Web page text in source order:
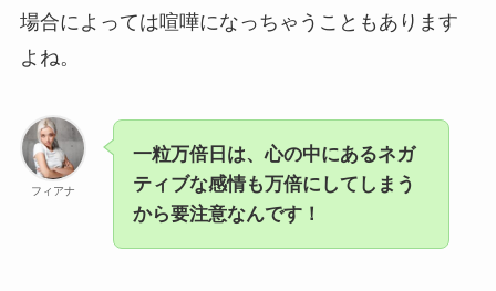
場合によっては喧嘩になっちゃうこともあります
よね。
フィアナ
一粒万倍日は、心の中にあるネガ
ティブな感情も万倍にしてしまう
から要注意なんです！